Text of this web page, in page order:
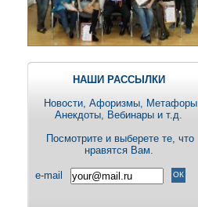
НАШИ РАССЫЛКИ
Новости, Aфоризмы, Метафоры
Анекдоты, Вебинары и т.д.
Посмотрите и выберете те, что
нравятся Вам.
e-mail